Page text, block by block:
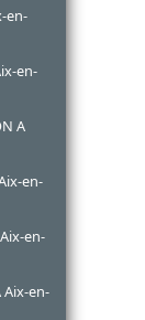
en-
en-
A
en-
Aix-en-
Aix-en-